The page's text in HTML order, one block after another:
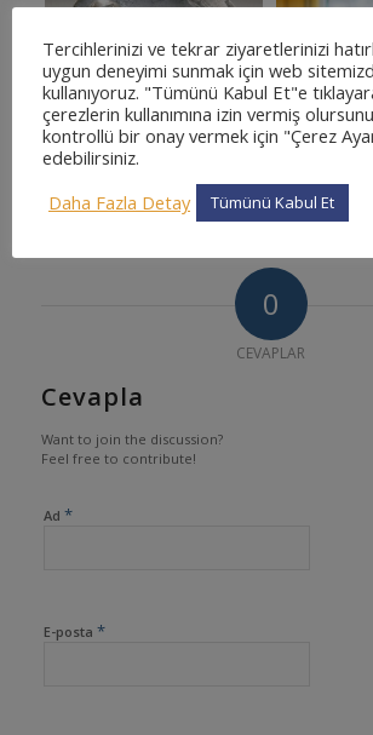
0
CEVAPLAR
Cevapla
Want to join the discussion?
Feel free to contribute!
Ad *
E-posta *
Tercihlerinizi ve tekrar ziyaretlerinizi
uygun deneyimi sunmak için web
kullanıyoruz. "Tümünü Kabul Et"e
çerezlerin kullanımına izin vermiş
kontrollü bir onay vermek için "Çerez
edebilirsiniz.
Daha Fazla Detay
Tümünü Kabul Et